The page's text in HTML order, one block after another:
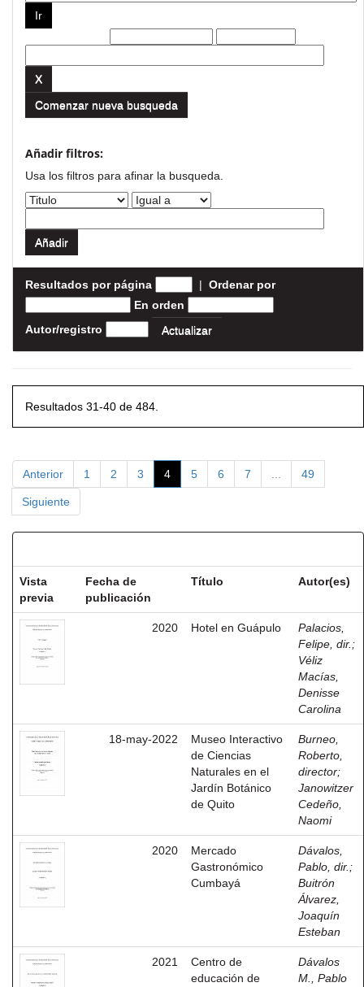
Comenzar nueva busqueda
Añadir filtros:
Usa los filtros para afinar la busqueda.
Resultados por página | Ordenar por
En orden
Autor/registro
Resultados 31-40 de 484.
Anterior 1 2 3 4 5 6 7 49
Siguiente
Vista
previa
Fecha de
publicación
Título Autor(es)
2020 Hotel en Guápulo
Palacios,
Felipe, dir. ;
Véliz
Macías,
Denisse
Carolina
18-may-2022
Museo Interactivo
de Ciencias
Naturales en el
Jardín Botánico
de Quito
Burneo,
Roberto,
director;
Janowitzer
Cedeño,
Naomi
2020
Mercado
Gastronómico
Cumbayá
Dávalos,
Pablo, dir. ;
Buitrón
Álvarez,
Joaquín
Esteban
2021
Centro de
educación de
Dávalos
M., Pablo